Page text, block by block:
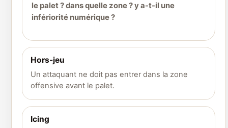
le palet ? dans quelle zone ? y a-t-il une
infériorité numérique ?
Hors-jeu
Un attaquant ne doit pas entrer dans la zone
offensive avant le palet.
Icing